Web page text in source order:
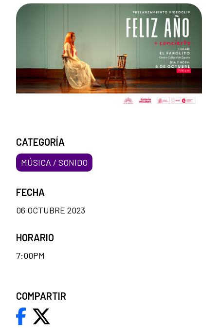
CATEGORÍA
MÚSICA / SONIDO
FECHA
06 OCTUBRE 2023
HORARIO
7:00PM
COMPARTIR